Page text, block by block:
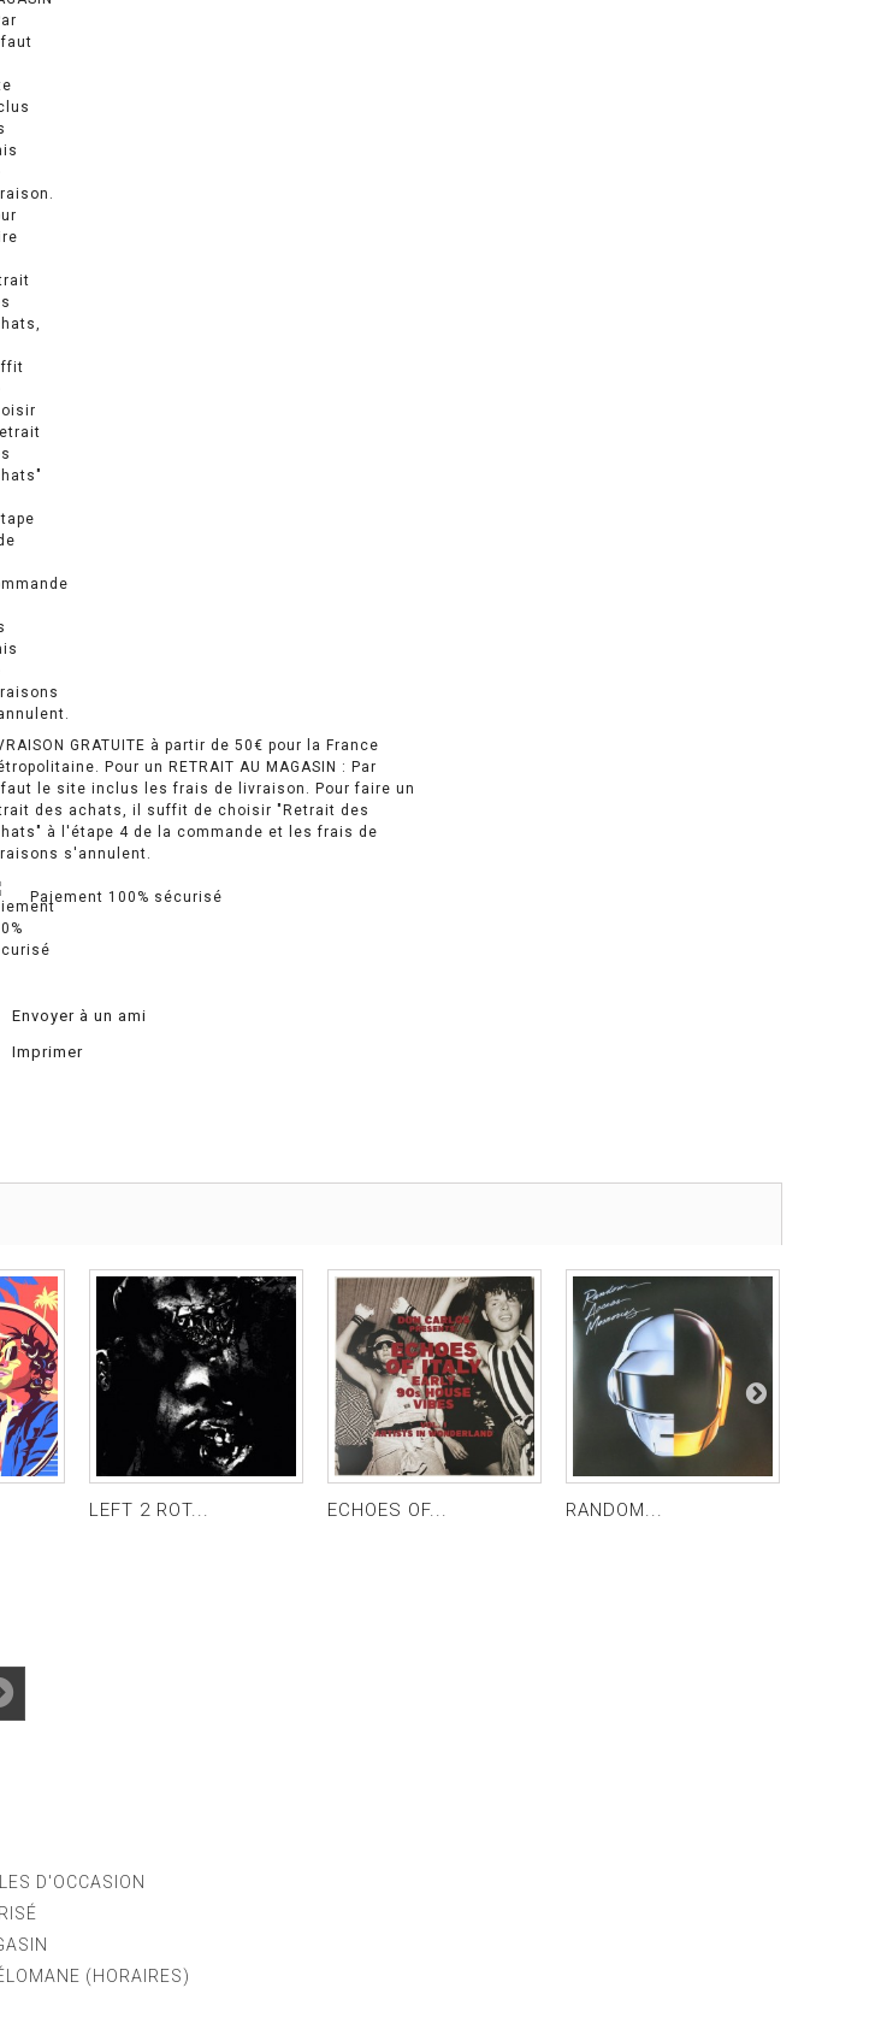
GRATUITE à partir de 50€ pour la France
Pour un RETRAIT AU MAGASIN : Par
le site inclus les frais de livraison. Pour faire un
des achats, il suffit de choisir "Retrait des
à l'étape 4 de la commande et les frais de
s'annulent.
Paiement 100% sécurisé
Envoyer à un ami
Imprimer
LEFT 2 ROT... ECHOES OF... RANDOM...
D'OCCASION
(HORAIRES)